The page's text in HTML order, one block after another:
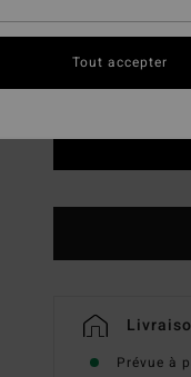
Prévue à
Tout accepter